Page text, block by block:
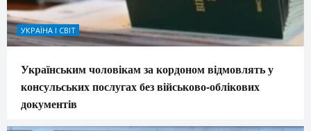
УКРАЇНА І СВІТ
Українським чоловікам за кордоном відмовлять у
консульських послугах без військово-облікових
документів